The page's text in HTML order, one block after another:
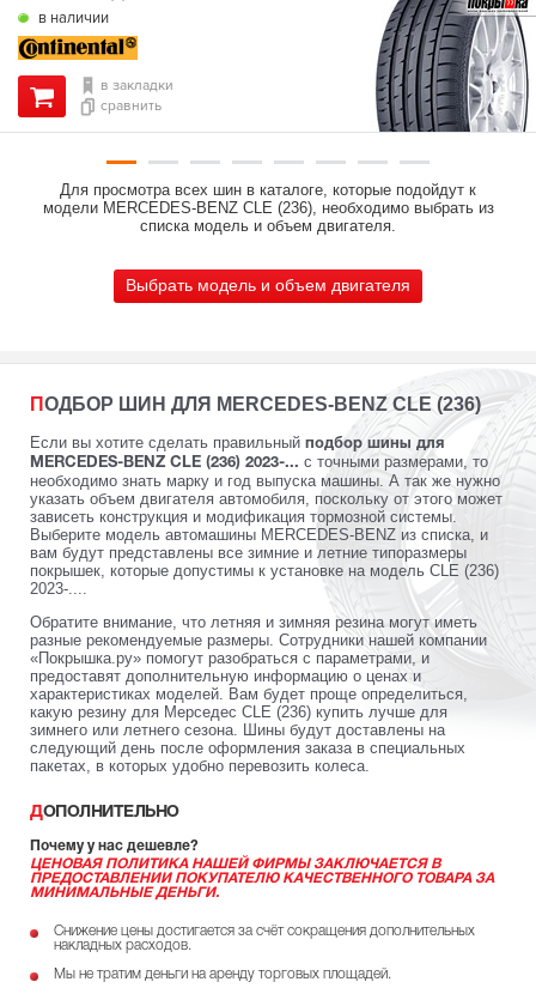
в наличии
в закладки
сравнить
Для просмотра всех шин в каталоге, которые подойдут к
модели MERCEDES-BENZ CLE (236), необходимо выбрать из
списка модель и объем двигателя.
Выбрать модель и объем двигателя
ПОДБОР ШИН ДЛЯ MERCEDES-BENZ CLE (236)
Если вы хотите сделать правильный подбор шины для
MERCEDES-BENZ CLE (236) 2023-... с точными размерами, то
необходимо знать марку и год выпуска машины. А так же нужно
указать объем двигателя автомобиля, поскольку от этого может
зависеть конструкция и модификация тормозной системы.
Выберите модель автомашины MERCEDES-BENZ из списка, и
вам будут представлены все зимние и летние типоразмеры
покрышек, которые допустимы к установке на модель CLE (236)
2023-....
Обратите внимание, что летняя и зимняя резина могут иметь
разные рекомендуемые размеры. Сотрудники нашей компании
«Покрышка.ру» помогут разобраться с параметрами, и
предоставят дополнительную информацию о ценах и
характеристиках моделей. Вам будет проще определиться,
какую резину для Мерседес CLE (236) купить лучше для
зимнего или летнего сезона. Шины будут доставлены на
следующий день после оформления заказа в специальных
пакетах, в которых удобно перевозить колеса.
ДОПОЛНИТЕЛЬНО
Почему у нас дешевле?
ЦЕНОВАЯ ПОЛИТИКА НАШЕЙ ФИРМЫ ЗАКЛЮЧАЕТСЯ В
ПРЕДОСТАВЛЕНИИ ПОКУПАТЕЛЮ КАЧЕСТВЕННОГО ТОВАРА ЗА
МИНИМАЛЬНЫЕ ДЕНЬГИ.
Снижение цены достигается за счёт сокращения дополнительных
накладных расходов.
Мы не тратим деньги на аренду торговых площадей.